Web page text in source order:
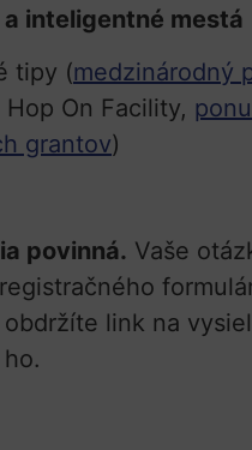
inteligentné mestá
tipy (medzinárodný
Hop On Facility,
grantov)
povinná. Vaše
link na